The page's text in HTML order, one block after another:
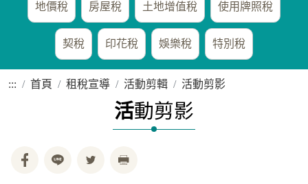
地價稅 房屋稅 土地增值稅 使用牌照稅
契稅 印花稅 娛樂稅 特別稅
::: 首頁 租稅宣導 活動剪輯 活動剪影
活動剪影